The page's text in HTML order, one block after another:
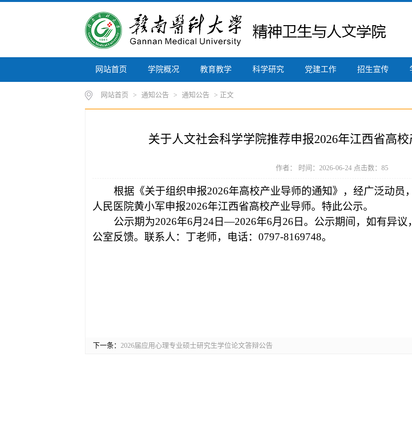
网站首页 学院概况 教育教学 科学研究 党建工作 招生宣传
网站首页 > 通知公告 > 通知公告 > 正文
关于人文社会科学学院推荐申报2026年江西省高
作者： 时间：2026-06-24 点击数： 85
根据《关于组织申报2026年高校产业导师的通知》， 经广泛动员
人民医院黄小军申报2026年江西省高校产业导师。特此公示。
公示期为2026年6月24日—2026年6月26日。公示期间，如有异议，
公室反馈。联系人：丁老师，电话： 0797-8169748。
下一条： 2026届应用心理专业硕士研究生学位论文答辩公告